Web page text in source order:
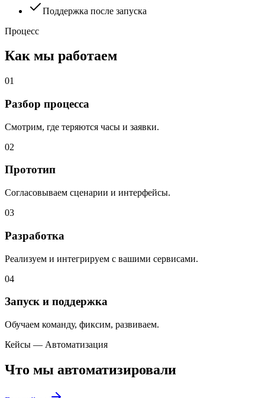
Поддержка после запуска
Процесс
Как мы работаем
01
Разбор процесса
Смотрим, где теряются часы и заявки.
02
Прототип
Согласовываем сценарии и интерфейсы.
03
Разработка
Реализуем и интегрируем с вашими сервисами.
04
Запуск и поддержка
Обучаем команду, фиксим, развиваем.
Кейсы — Автоматизация
Что мы автоматизировали